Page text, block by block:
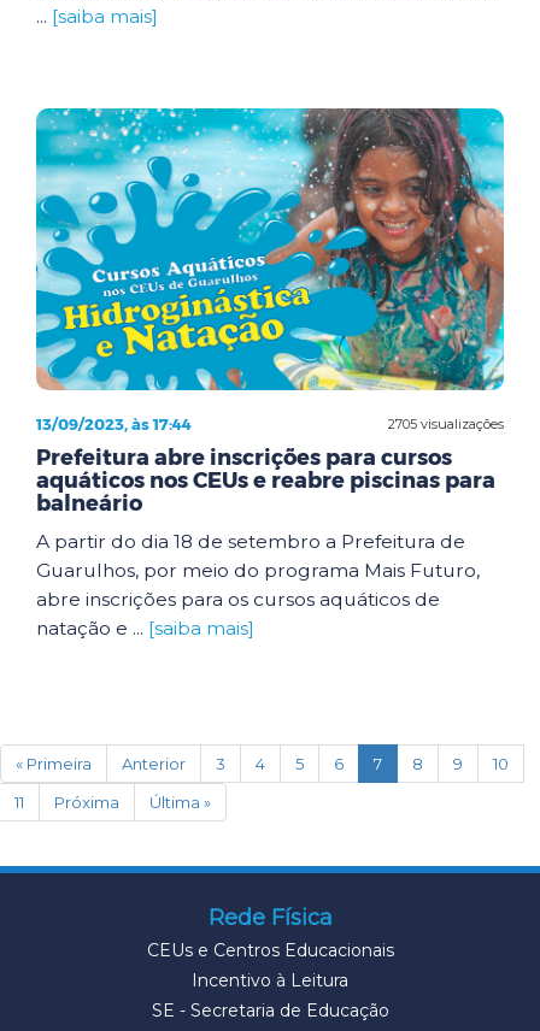
... [saiba mais]
2705 visualizações
13/09/2023, às 17:44
Prefeitura abre inscrições para cursos
aquáticos nos CEUs e reabre piscinas para
balneário
A partir do dia 18 de setembro a Prefeitura de
Guarulhos, por meio do programa Mais Futuro,
abre inscrições para os cursos aquáticos de
natação e ... [saiba mais]
« Primeira Anterior 3 4 5 6 7(current)
8 9
10
11
Próxima Última »
Rede Física
CEUs e Centros Educacionais
Incentivo à Leitura
SE - Secretaria de Educação